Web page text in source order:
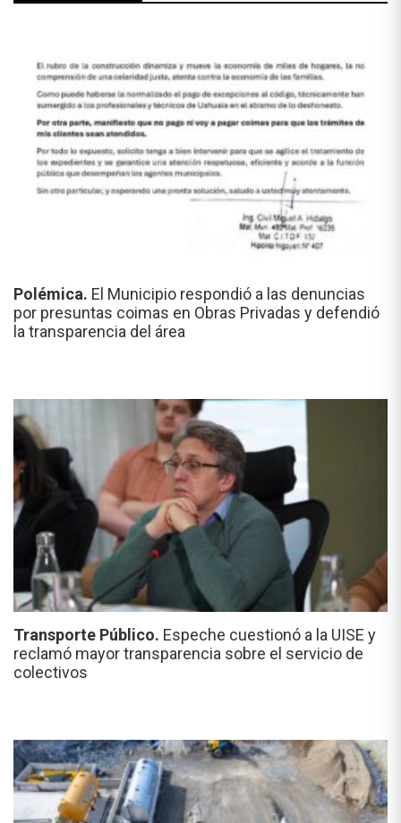
Polémica. El Municipio respondió a las denuncias
por presuntas coimas en Obras Privadas y defendió
la transparencia del área
Transporte Público. Espeche cuestionó a la UISE y
reclamó mayor transparencia sobre el servicio de
colectivos